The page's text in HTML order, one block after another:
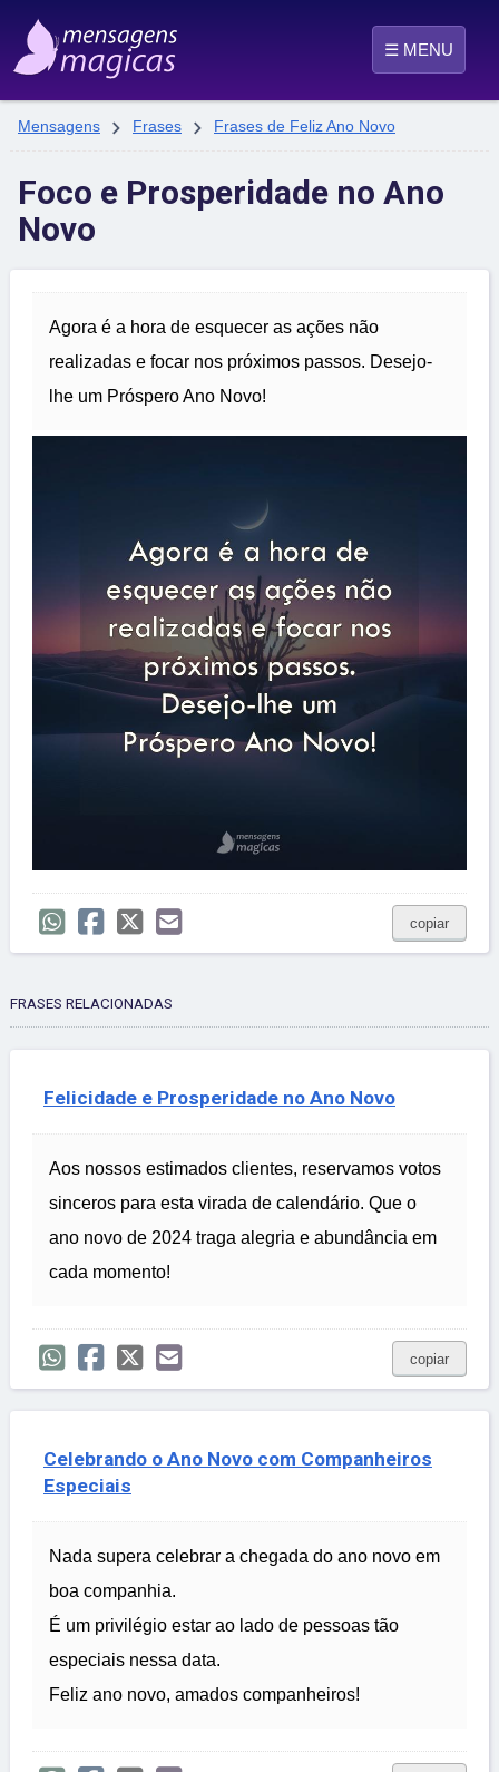
☰ MENU
Mensagens  Frases  Frases de Feliz Ano Novo
Foco e Prosperidade no Ano
Novo
Agora é a hora de esquecer as ações não
realizadas e focar nos próximos passos. Desejo-
lhe um Próspero Ano Novo!
copiar
FRASES RELACIONADAS
Felicidade e Prosperidade no Ano Novo
Aos nossos estimados clientes, reservamos votos
sinceros para esta virada de calendário. Que o
ano novo de 2024 traga alegria e abundância em
cada momento!
copiar
Celebrando o Ano Novo com Companheiros
Especiais
Nada supera celebrar a chegada do ano novo em
boa companhia.
É um privilégio estar ao lado de pessoas tão
especiais nessa data.
Feliz ano novo, amados companheiros!